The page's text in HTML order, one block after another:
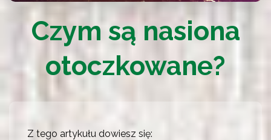
Czym są nasiona
otoczkowane?
Z tego artykułu dowiesz się: